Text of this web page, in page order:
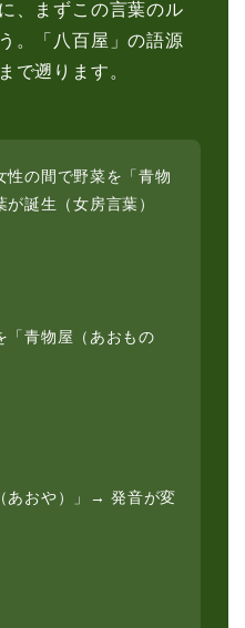
、まずこの言葉のル
。「八百屋」の語源
で遡ります。
の間で野菜を「青物
が誕生（女房言葉）
青物屋（あおもの
あおや）」→ 発音が変